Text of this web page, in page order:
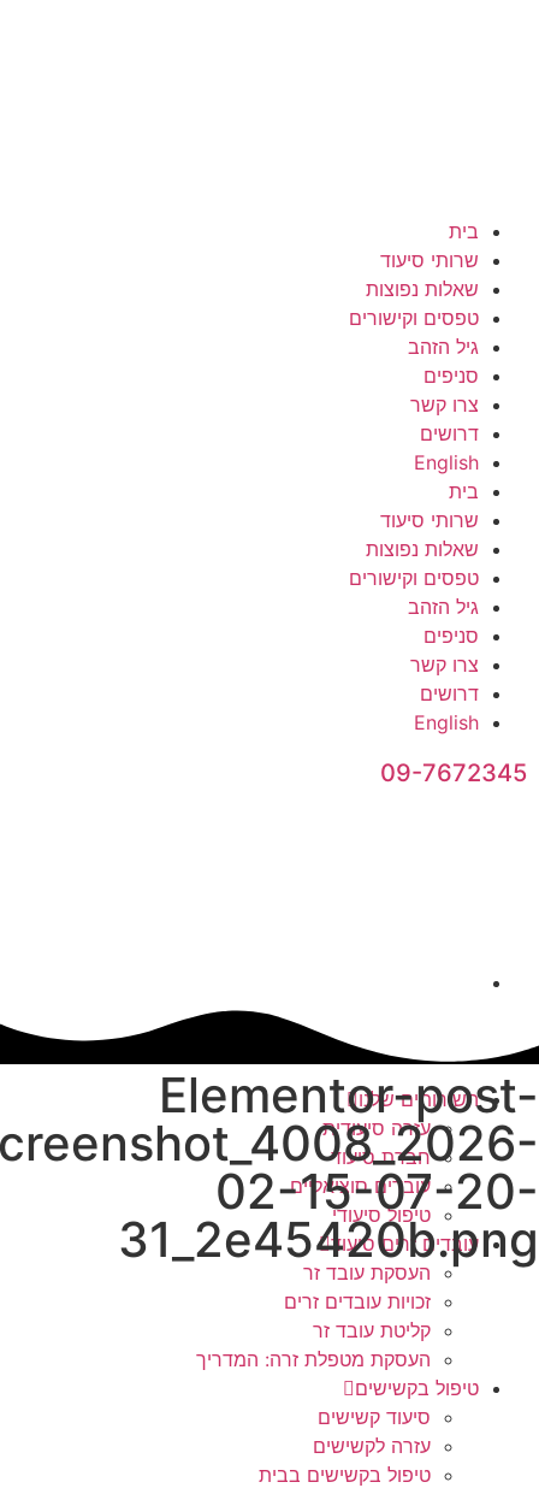
בית
שרותי סיעוד
שאלות נפוצות
טפסים וקישורים
גיל הזהב
סניפים
צרו קשר
דרושים
English
בית
שרותי סיעוד
שאלות נפוצות
טפסים וקישורים
גיל הזהב
סניפים
צרו קשר
דרושים
English
09-
Elementor-
02-15-07-
השירותים שלנו
עזרה סיעודית
חברת סיעוד
עובדים סוציאליים
טיפול סיעודי
עובדים זרים סיעוד
העסקת עובד זר
זכויות עובדים זרים
קליטת עובד זר
העסקת מטפלת זרה: המדריך
טיפול בקשישים
סיעוד קשישים
עזרה לקשישים
טיפול בקשישים בבית